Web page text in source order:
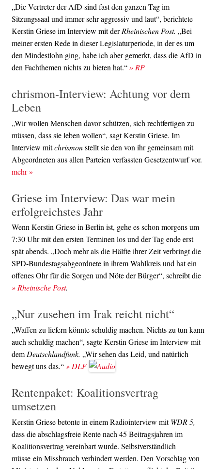
„Die Vertreter der AfD sind fast den ganzen Tag im
Sitzungssaal und immer sehr aggressiv und laut“, berichtete
Kerstin Griese im Interview mit derRheinischen Post. „Bei
meiner ersten Rede in dieser Legislaturperiode, in der es um
den Mindestlohn ging, habe ich aber gemerkt, dass die AfD in
den Fachthemen nichts zu bieten hat.“» RP
chrismon-Interview: Achtung vor dem
Leben
„Wir wollen Menschen davor schützen, sich rechtfertigen zu
müssen, dass sie leben wollen“, sagt Kerstin Griese. Im
Interview mitchrismonstellt sie den von ihr gemeinsam mit
Abgeordneten aus allen Parteien verfassten Gesetzentwurf vor.
mehr»
Griese im Interview: Das war mein
erfolgreichstes Jahr
Wenn Kerstin Griese in Berlin ist, gehe es schon morgens um
7:30 Uhr mit den ersten Terminen los und der Tag ende erst
spät abends. „Doch mehr als die Hälfte ihrer Zeit verbringt die
SPD-Bundestagsabgeordnete in ihrem Wahlkreis und hat ein
offenes Ohr für die Sorgen und Nöte der Bürger“, schreibt die
» Rheinische Post.
„Nur zusehen im Irak reicht nicht“
„Waffen zu liefern könnte schuldig machen. Nichts zu tun kann
auch schuldig machen“, sagte Kerstin Griese im Interview mit
demDeutschlandfunk. „Wir sehen das Leid, und natürlich
bewegt uns das.“» DLF
Rentenpaket: Koalitionsvertrag
umsetzen
Kerstin Griese betonte in einem Radiointerview mitWDR 5,
dass die abschlagsfreie Rente nach 45 Beitragsjahren im
Koalitionsvertrag vereinbart wurde. Selbstverständlich
müsse ein Missbrauch verhindert werden. Den Vorschlag von